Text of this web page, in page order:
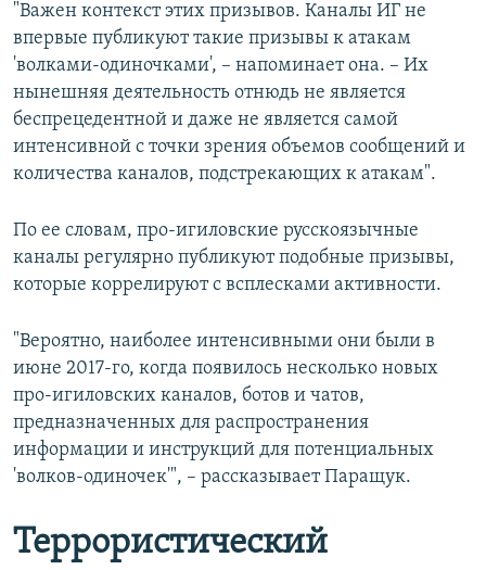
"Важен контекст этих призывов. Каналы ИГ не
впервые публикуют такие призывы к атакам
'волками-одиночками', – напоминает она. – Их
нынешняя деятельность отнюдь не является
беспрецедентной и даже не является самой
интенсивной с точки зрения объемов сообщений и
количества каналов, подстрекающих к атакам".
По ее словам, про-игиловские русскоязычные
каналы регулярно публикуют подобные призывы,
которые коррелируют с всплесками активности.
"Вероятно, наиболее интенсивными они были в
июне 2017-го, когда появилось несколько новых
про-игиловских каналов, ботов и чатов,
предназначенных для распространения
информации и инструкций для потенциальных
'волков-одиночек'", – рассказывает Паращук.
Террористический